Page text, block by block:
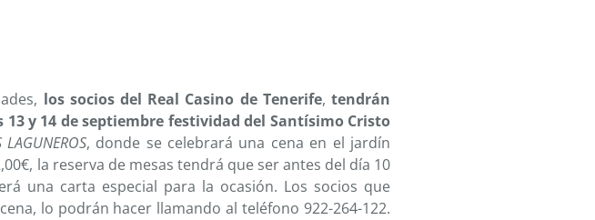
los socios del Real Casino de Tenerife, tendrán
y 14 de septiembre festividad del Santísimo Cristo
, donde se celebrará una cena en el jardín
la reserva de mesas tendrá que ser antes del día 10
una carta especial para la ocasión. Los socios que
lo podrán hacer llamando al teléfono 922-264-122.